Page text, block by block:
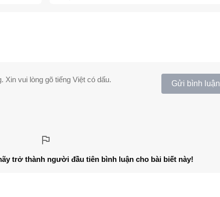
vui lòng gõ tiếng Việt có dấu. Gửi bình luận
trở thành người đầu tiên bình luận cho bài biết này!